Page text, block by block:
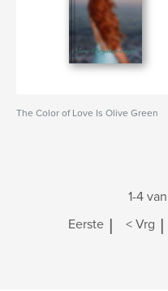
The Color of Love Is Olive Green
1-4
Eerste | < Vrg |